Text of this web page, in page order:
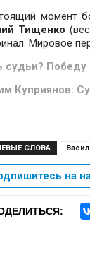
момент
Тищенко
Мировое
судьи? Победу
Куприянов:
СЛОВА
на